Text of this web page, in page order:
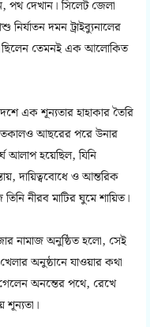
পথ দেখান। সিলেট জেলা
দমন ট্রাইব্যুনালের
ছিলেন তেমনই এক আলোকিত
এক শূন্যতার হাহাকার তৈরি
গতকালও আছরের পরে উনার
আলাপ হয়েছিল, যিনি
দায়িত্ববোধে ও আন্তরিক
নীরব মাটির ঘুমে শায়িত।
নামাজ অনুষ্ঠিত হলো, সেই
অনুষ্ঠানে যাওয়ার কথা
অনন্তের পথে, রেখে